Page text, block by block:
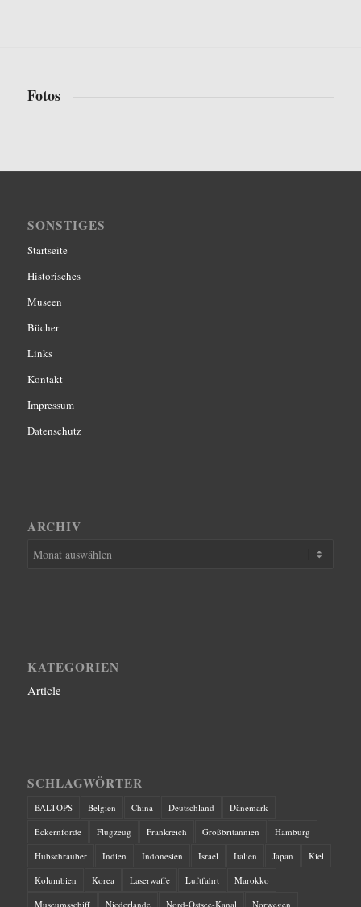
Fotos
SONSTIGES
Startseite
Historisches
Museen
Bücher
Links
Kontakt
Impressum
Datenschutz
ARCHIV
KATEGORIEN
Article
SCHLAGWÖRTER
BALTOPS Belgien China Deutschland
Dänemark
Eckernförde
Flugzeug Frankreich Großbritannien
Hamburg
Hubschrauber
Indien Indonesien Israel Italien Japan
Kiel
Kolumbien
Korea Laserwaffe Luftfahrt
Marokko
Museumsschiff
Niederlande Nord-Ostsee-Kanal Norwegen